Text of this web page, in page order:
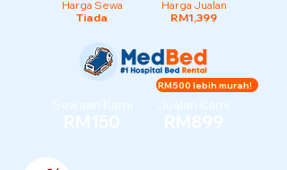
Harga Sewa
Tiada
Harga Jualan
RM1,399
Sewaan Kami
RM150
Jualan Kami
RM899
RM500 lebih murah!